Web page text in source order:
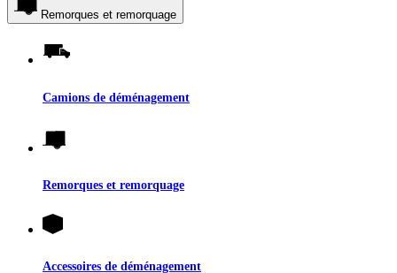
Remorques et remorquage
Camions de déménagement
Remorques et remorquage
Accessoires de déménagement